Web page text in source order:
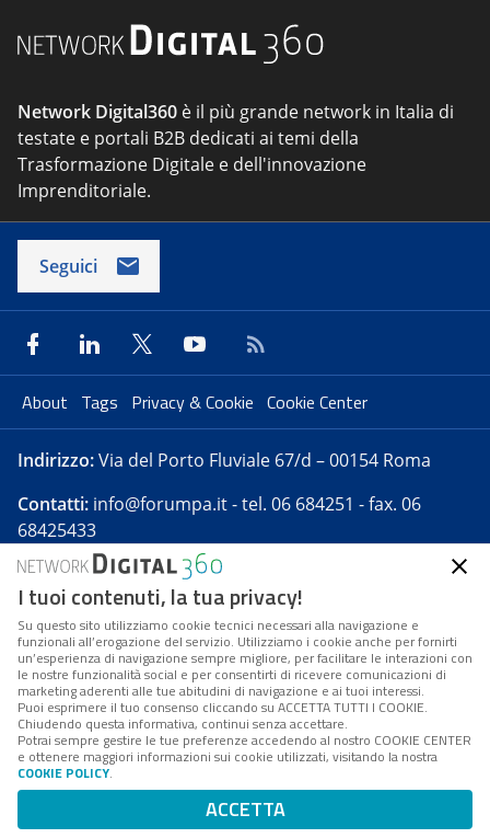
Network Digital360 è il più grande network in Italia di
testate e portali B2B dedicati ai temi della
Trasformazione Digitale e dell'innovazione
Imprenditoriale.
Seguici
About Tags Privacy & Cookie Cookie Center
Indirizzo:Via del Porto Fluviale 67/d – 00154 Roma
Contatti: info@forumpa.it- tel. 06 684251 - fax. 06
68425433
Forumpa.itè una pubblicazione telematica iscritta
presso Registro della stampa del Tribunale di Roma -
Reg. n. 182 del 2 maggio 2008 - Direttore resp. Michela
Stentella
FPA s.r.l. è società soggetta a Direzione e
Coordinamento da parte di Digital360 S.p.A. - FPA s.r.l.
è un'azienda certificata per il sistema di management
Codice Fiscale/Partita IVA n. 10693191008 - R.E.A. Roma
n. 1249791. ISP AWS
I tuoi contenuti, la tua privacy!
Su questo sito utilizziamo cookie tecnici necessari alla navigazione e
funzionali all’erogazione del servizio. Utilizziamo i cookie anche per fornirti
un’esperienza di navigazione sempre migliore, per facilitare le interazioni con
le nostre funzionalità social e per consentirti di ricevere comunicazioni di
marketing aderenti alle tue abitudini di navigazione e ai tuoi interessi.
Puoi esprimere il tuo consenso cliccando su ACCETTA TUTTI I COOKIE.
Chiudendo questa informativa, continui senza accettare.
Potrai sempre gestire le tue preferenze accedendo al nostro COOKIE CENTER
e ottenere maggiori informazioni sui cookie utilizzati, visitando la nostra
COOKIE POLICY.
ACCETTA